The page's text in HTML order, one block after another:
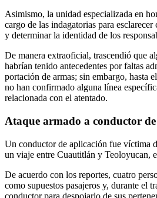
Asimismo, la unidad especializada en
cargo de las indagatorias para
y determinar la identidad de los
De manera extraoficial, trascendió que
habrían tenido antecedentes por faltas
portación de armas; sin embargo, hasta
no han confirmado alguna línea
relacionada con el atentado.
Ataque armado a conductor
Un conductor de aplicación fue víctima
un viaje entre Cuautitlán y Teoloyucan,
De acuerdo con los reportes, cuatro
como supuestos pasajeros y, durante el
conductor para despojarlo de sus